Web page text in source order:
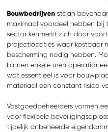
Bouwbedrijven staan
maximaal voordeel hebben bij
sector kenmerkt zich door
projectlocaties waar kostbaar
bescherming nodig hebben.
binnen enkele uren
wat essentieel is voor
materiaal een constant risico
Vastgoedbeheerders vormen
voor flexibele
tijdelijk onbeheerde